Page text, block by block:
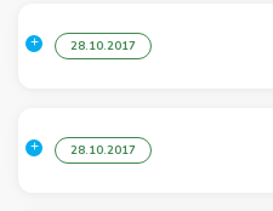
28.10.2017
28.10.2017